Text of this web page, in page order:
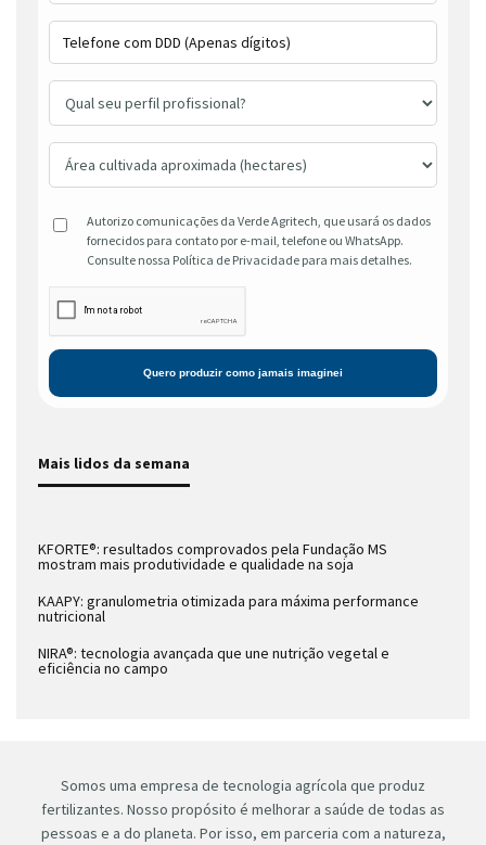
Autorizo comunicações da Verde Agritech, que usará os dados
fornecidos para contato por e-mail, telefone ou WhatsApp.
Consulte nossa Política de Privacidade para mais detalhes.
Mais lidos da semana
KFORTE®: resultados comprovados pela Fundação MS
mostram mais produtividade e qualidade na soja
KAAPY: granulometria otimizada para máxima performance
nutricional
NIRA®: tecnologia avançada que une nutrição vegetal e
eficiência no campo
Somos uma empresa de tecnologia agrícola que produz
fertilizantes. Nosso propósito é melhorar a saúde de todas as
pessoas e a do planeta. Por isso, em parceria com a natureza,